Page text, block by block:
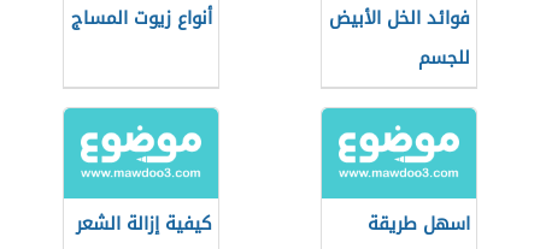
فوائد الخل الأبيض
للجسم
أنواع زيوت المساج
اسهل طريقة
كيفية إزالة الشعر